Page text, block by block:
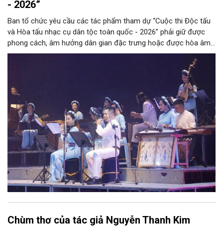
- 2026”
Ban tổ chức yêu cầu các tác phẩm tham dự “Cuộc thi Độc tấu
và Hòa tấu nhạc cụ dân tộc toàn quốc - 2026” phải giữ được
phong cách, âm hưởng dân gian đặc trưng hoặc được hòa âm,
phối khí mới trên nền tảng làn điệu âm nhạc truyền thống Việt
Nam, đồng thời phải được trình diễn trực tiếp bằng nhạc cụ dân
Chùm thơ của tác giả Nguyễn Thanh Kim